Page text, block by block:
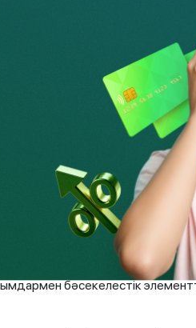
міндеттерді шешу осы
мәмілелер жасау
тұрғыдан да айтарлықтай
қағаздар нарығында кәсіби
сыйақыларын, яғни
Брокер комиссияны не үшін
шотқа қызмет көрсетілгені,
Оның комиссиясына
оннан бір, кейбір
болжамдар мен
көрсету сапасы мен
бәсекелестік